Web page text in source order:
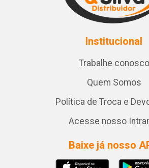
Institucional
Trabalhe conosco
Quem Somos
Política de Troca e
Acesse nosso
Baixe já nosso